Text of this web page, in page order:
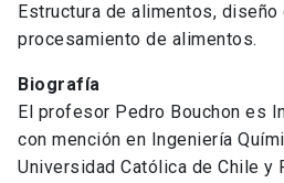
Estructura de alimentos,
procesamiento de alimentos.
Biografía
El profesor Pedro Bouchon es
con mención en Ingeniería
Universidad Católica de Chile y